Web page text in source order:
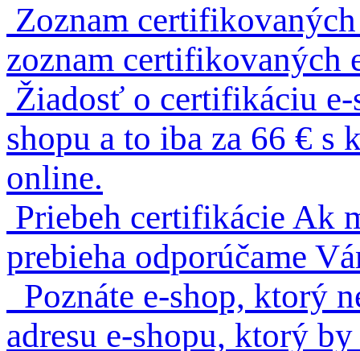
Zoznam
zoznam certifikovaných
Žiadosť o certifikáciu e-
shopu a to iba za 66 €
online.
Priebeh certifikácie Ak
prebieha odporúčame
Poznáte e-shop, ktorý
adresu e-shopu, ktorý